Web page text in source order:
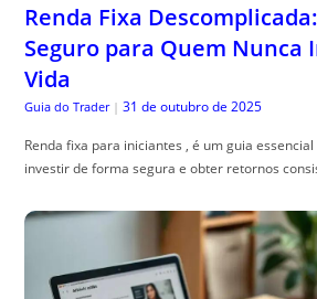
Renda Fixa
Seguro para Quem Nunca
Vida
Guia do Trader | 31 de outubro de 2025
Renda fixa para iniciantes , é um guia
investir de forma segura e obter retornos